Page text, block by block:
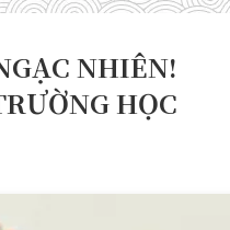
NHIÊN!
HỌC